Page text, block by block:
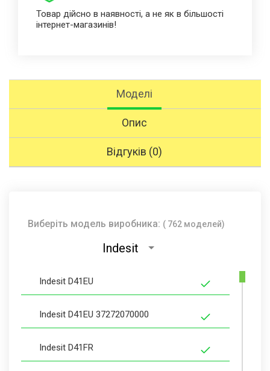
Товар дійсно в наявності, а не як в більшості
інтернет-магазинів!
Моделі
Опис
Відгуків (0)
Виберіть модель виробника: ( 762 моделей)
Indesit
Indesit D41EU
Indesit D41EU 37272070000
Indesit D41FR